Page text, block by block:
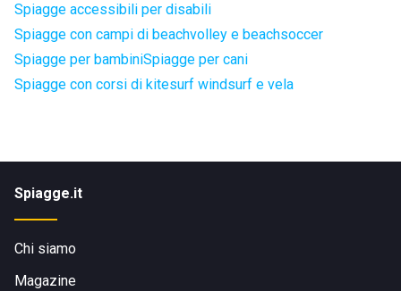
Spiagge accessibili per disabili
Spiagge con campi di beachvolley e beachsoccer
Spiagge per bambiniSpiagge per cani
Spiagge con corsi di kitesurf windsurf e vela
Spiagge.it
Chi siamo
Magazine